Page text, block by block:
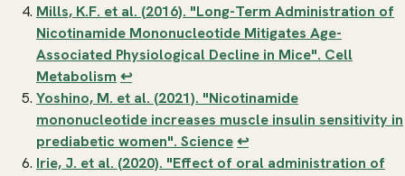
Mills, K.F. et al. (2016). "Long-Term Administration of
Nicotinamide Mononucleotide Mitigates Age-
Associated Physiological Decline in Mice". Cell
Metabolism ↩
Yoshino, M. et al. (2021). "Nicotinamide
mononucleotide increases muscle insulin sensitivity in
prediabetic women". Science↩
Irie, J. et al. (2020). "Effect of oral administration of